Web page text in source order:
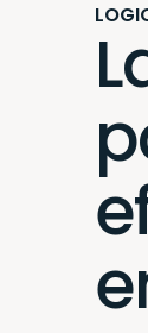
Gestion
Inventaire
Gestion
Tableaux